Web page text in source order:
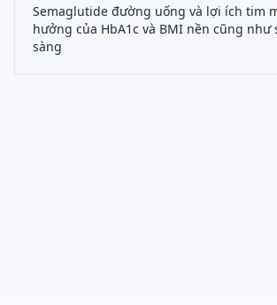
Semaglutide đường uống và lợi ích tim
hưởng của HbA1c và BMI nền cũng
sàng